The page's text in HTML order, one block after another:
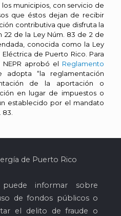
municipios, con servicio de
que éstos dejan de recibir
contributiva que disfruta la
22 de la Ley Núm. 83 de 2 de
conocida como la Ley
de Puerto Rico. Para
aprobó el Reglamento
“la reglamentación
de la aportación o
en lugar de impuestos o
establecido por el mandato
de Puerto Rico
puede informar sobre
de fondos públicos o
el delito de fraude o